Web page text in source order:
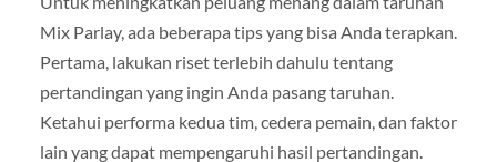
Mix Parlay, ada beberapa tips yang bisa Anda terapkan.
Pertama, lakukan riset terlebih dahulu tentang
pertandingan yang ingin Anda pasang taruhan.
Ketahui performa kedua tim, cedera pemain, dan faktor
lain yang dapat mempengaruhi hasil pertandingan.